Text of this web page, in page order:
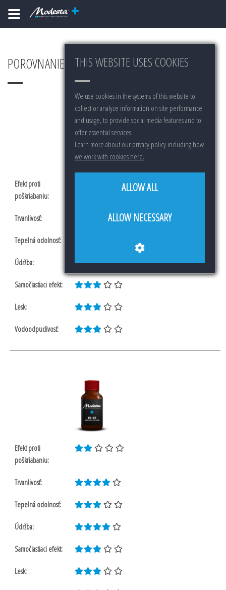
THIS WEBSITE USES COOKIES
We use cookies in the systems of this website to
collect or analyze information on site performance
and usage, to provide social media features and to
offer essential services.
Learn more about our privacy policy including how
we work with cookies here.
ALLOW ALL
ALLOW NECESSARY
POROVNANIE PRODUKTOV